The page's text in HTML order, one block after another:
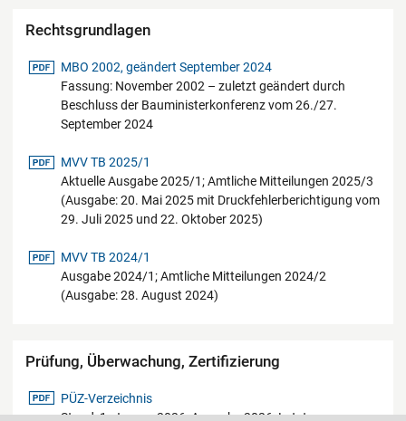
Rechtsgrundlagen
pdf-Datei
MBO 2002, geändert September 2024
Fassung: November 2002 – zuletzt geändert durch
Beschluss der Bauministerkonferenz vom 26./27.
September 2024
pdf-Datei
MVV TB 2025/1
Aktuelle Ausgabe 2025/1; Amtliche Mitteilungen 2025/3
(Ausgabe: 20. Mai 2025 mit Druckfehlerberichtigung vom
29. Juli 2025 und 22. Oktober 2025)
pdf-Datei
MVV TB 2024/1
Ausgabe 2024/1; Amtliche Mitteilungen 2024/2
(Ausgabe: 28. August 2024)
Prüfung, Überwachung, Zertifizierung
pdf-Datei
PÜZ-Verzeichnis
Stand: 1. Januar 2026; Ausgabe 2026; Letzte